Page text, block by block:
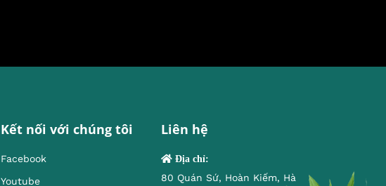
Kết nối với chúng tôi
Facebook
Youtube
Liên hệ
Địa chỉ:
80 Quán Sứ, Hoàn Kiếm, Hà